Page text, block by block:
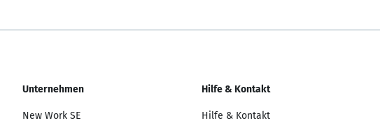
Unternehmen
New Work SE
Hilfe & Kontakt
Hilfe & Kontakt